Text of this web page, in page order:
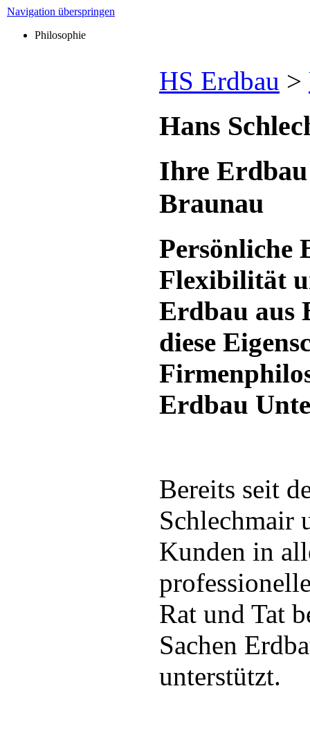
Navigation überspringen
Philosophie
HS Erdbau >
Hans
Ihre
Braunau
Persönliche
Flexibilität
Erdbau aus
diese
Erdbau
Bereits seit
Schlechmair
Kunden in
Rat und Tat
Sachen
unterstützt.